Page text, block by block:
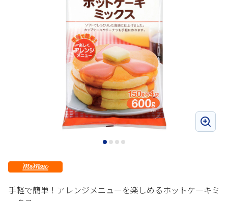
手軽で簡単！アレンジメニューを楽しめるホットケーキミ